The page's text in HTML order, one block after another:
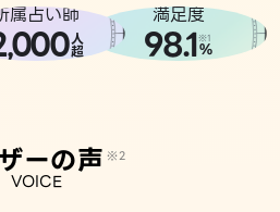
属占い師
,000人
超
満足度
98.1※1
%
ーの声 ※2
VOICE